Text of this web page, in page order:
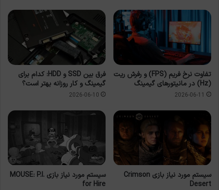
تفاوت نرخ فریم (FPS) و رفرش ریت
(Hz) در مانیتورهای گیمینگ
2026-06-11
فرق بین SSD و HDD: کدام برای
گیمینگ و کار روزانه بهتر است؟
2026-06-10
سیستم مورد نیاز بازی Crimson
Desert
سیستم مورد نیاز بازی MOUSE: P.I.
for Hire